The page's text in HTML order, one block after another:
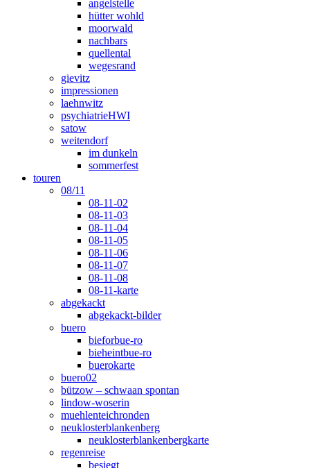
angelstelle
hütter wohld
moorwald
nachbars
quellental
wegesrand
gievitz
impressionen
laehnwitz
psychiatrieHWI
satow
weitendorf
im dunkeln
sommerfest
touren
08/11
08-11-02
08-11-03
08-11-04
08-11-05
08-11-06
08-11-07
08-11-08
08-11-karte
abgekackt
abgekackt-bilder
buero
bieforbue-ro
bieheintbue-ro
buerokarte
buero02
bützow – schwaan spontan
lindow-woserin
muehlenteichronden
neuklosterblankenberg
neuklosterblankenbergkarte
regenreise
besiegt